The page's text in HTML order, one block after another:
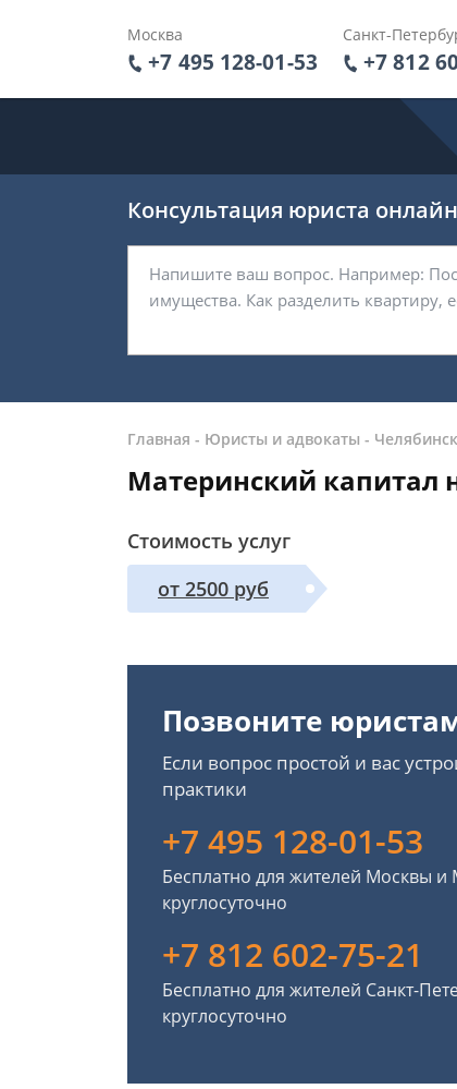
Москва
+7 495 128-01-53
Санкт-
+7 812
Консультация юриста
Главная - Юристы и адвокаты - Челябинск
Материнский капитал
Стоимость услуг
от 2500 руб
Позвоните
Если вопрос простой и вас
практики
+7 495 128-01-53
Бесплатно для жителей Москвы
круглосуточно
+7 812 602-75-21
Бесплатно для жителей Санкт-
круглосуточно